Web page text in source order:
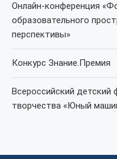
Онлайн-конференция
образовательного
перспективы»
Конкурс Знание.Премия
Всероссийский детский
творчества «Юный